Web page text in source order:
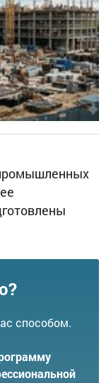
способом.